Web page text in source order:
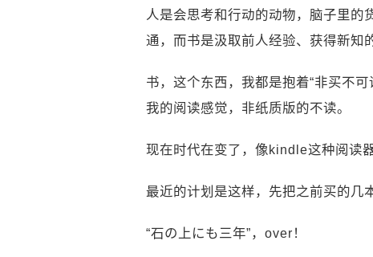
人是会思考和行动的动物，脑子里的
通，而书是汲取前人经验、获得新知
书，这个东西，我都是抱着“非买不
我的阅读感觉，非纸质版的不读。
现在时代在变了，像kindle这种阅读
最近的计划是这样，先把之前买的
“石の上にも三年”，over！